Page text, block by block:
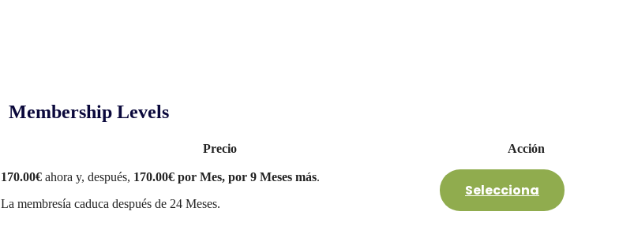
Membership Levels
Precio Acción
170.00€ ahora y, después, 170.00€ por Mes, por 9 Meses más.
La membresía caduca después de 24 Meses.
Selecciona